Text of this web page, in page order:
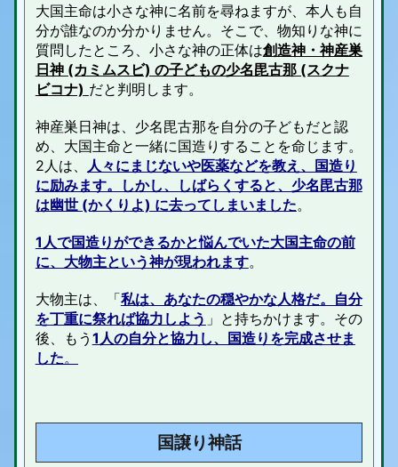
大国主命は小さな神に名前を尋ねますが、本人も自
分が誰なのか分かりません。そこで、物知りな神に
質問したところ、小さな神の正体は創造神・神産巣
日神 (カミムスビ) の子どもの少名毘古那 (スクナ
ビコナ) だと判明します。
神産巣日神は、少名毘古那を自分の子どもだと認
め、大国主命と一緒に国造りすることを命じます。
2人は、
人々にまじないや医薬などを教え、国造り
に励みます。しかし、しばらくすると、少名毘古那
は幽世 (かくりよ) に去ってしまいました。
1人で国造りができるかと悩んでいた大国主命の前
に、大物主という神が現われます。
大物主は、「私は、あなたの穏やかな人格だ。自分
を丁重に祭れば協力しよう 」と持ちかけます。その
後、もう 1人の自分と協力し、国造りを完成させま
した。
国譲り神話